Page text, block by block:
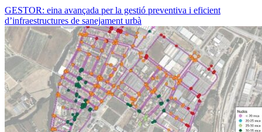
GESTOR: eina avançada per la gestió preventiva i eficient
d’infraestructures de sanejament urbà